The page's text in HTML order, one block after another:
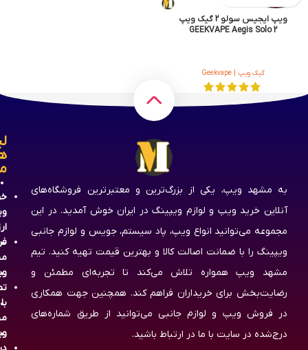
ویپ ایجیس سولو 2 گیک ویپ
GEEKVAPE Aegis Solo 2
گیک ویپ | Geekvape
به مشهد ویپ، یکی از بزرگ‌ترین و معتبرترین فروشگاه‌های
آنلاین خرید ویپ و لوازم ویپینگ در ایران خوش آمدید. در این
مجموعه می‌توانید انواع ویپ، پاد سیستم، جویس و لوازم جانبی
ویپینگ را با ضمانت اصالت کالا و بهترین قیمت تهیه کنید. تیم
مشهد ویپ همواره تلاش می‌کند تا تجربه‌ای مطمئن و
رضایت‌بخش برای خریداران فراهم کند. همچنین جهت همکاری
در فروش ویپ و لوازم جانبی می‌توانید از طریق شماره‌های
درج‌شده در سایت با ما در ارتباط باشید.
با